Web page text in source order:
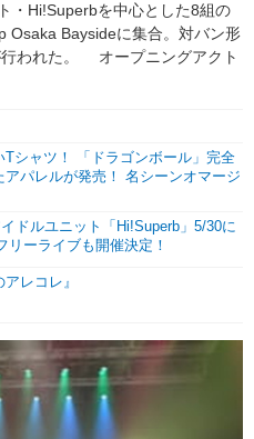
新帝スタ
・Hi!Superbを中心とした8組の
Osaka Baysideに集合。対バン形
われた。 オープニングアクト
シャツ！ 「ドラゴンボール」完全
パレルが発売！ 名シーンオマージ
ドルユニット「Hi!Superb」5/30に
ーライブも開催決定！
レコレ』